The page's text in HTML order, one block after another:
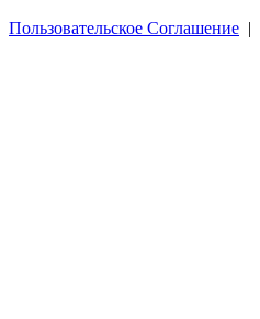
Пользовательское Соглашение |